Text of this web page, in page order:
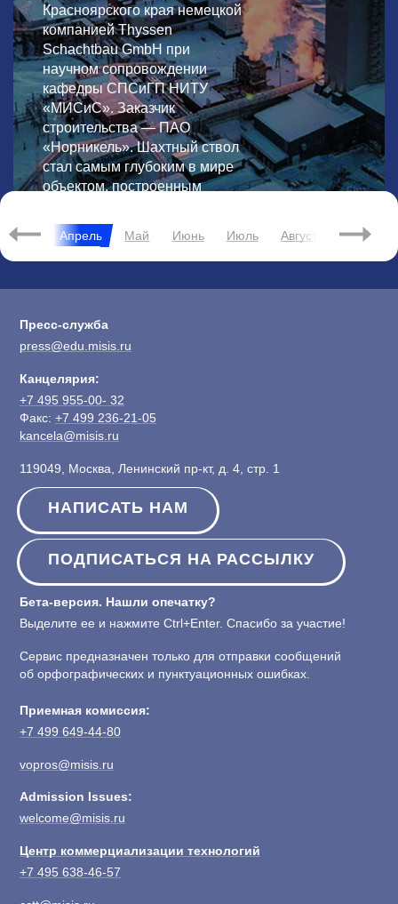
Март Апрель Май Июнь Июль Август Сентябрь
Красноярского края немецкой
компанией Thyssen
Schachtbau GmbH при
научном сопровождении
кафедры СПСиГП НИТУ
«МИСиС». Заказчик
строительства — ПАО
«Норникель». Шахтный ствол
стал самым глубоким в мире
объектом, построенным
Пресс-служба
press@edu.misis.ru
Канцелярия:
+7 495 955-00- 32
Факс: +7 499 236-21-05
kancela@misis.ru
119049, Москва, Ленинский пр-кт, д. 4, стр. 1
НАПИСАТЬ НАМ
ПОДПИСАТЬСЯ НА РАССЫЛКУ
Бета-версия. Нашли опечатку?
Выделите ее и нажмите Ctrl+Enter. Спасибо за участие!
Сервис предназначен только для отправки сообщений
об орфографических и пунктуационных ошибках.
Приемная комиссия:
+7 499 649-44-80
vopros@misis.ru
Admission Issues:
welcome@misis.ru
Центр коммерциализации технологий
+7 495 638-46-57